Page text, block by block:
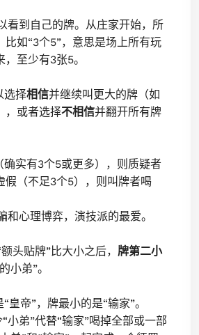
看到自己的牌。从庄家开始，所
比如“3个5”，意思是场上所有玩
至少有3张5。
选择相信并继续叫更大的牌（如
，或者选择不相信并翻开所有牌
实有3个5或更多），则质疑者
假（不足3个5），则叫牌者喝
和心理博弈，演技派的最爱。
头贴牌”比大小之后， 牌第二小
小弟”。
皇帝”，牌最小的是“输家”。
小弟”代替“输家”喝掉全部或一部